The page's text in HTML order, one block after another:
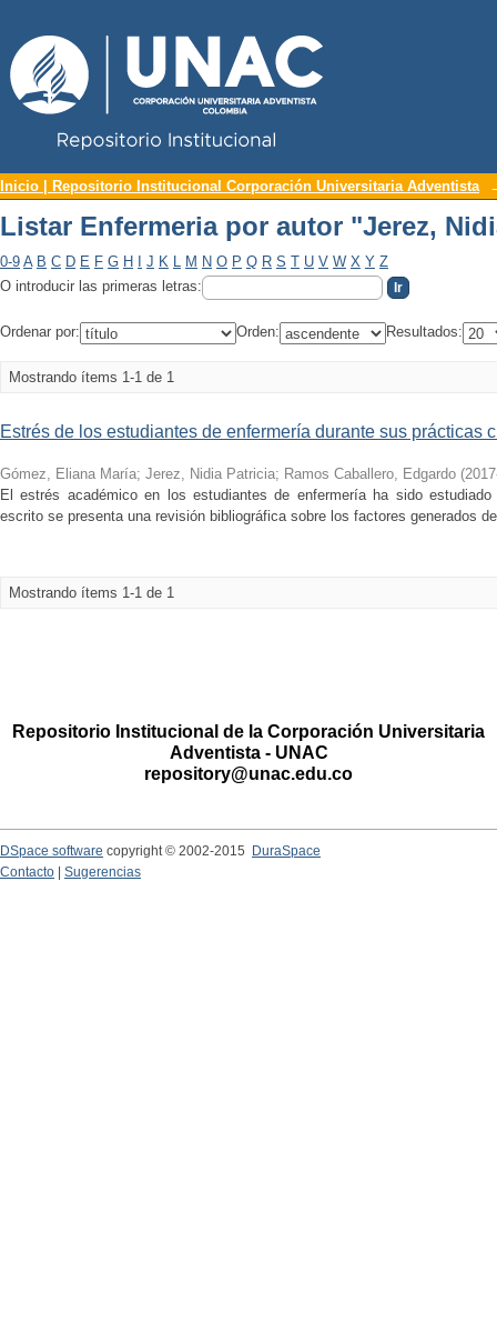
Listar Enfermeria por autor "Jerez,
Inicio | Repositorio Institucional Corporación Universitaria Adventista
Listar Enfermeria por autor "Jerez,
0-9 A B C D E F G H J K L M N O P Q R S T U V W X Y Z
O introducir las primeras letras:
Ordenar por: Orden: Resultados:
Mostrando ítems 1-1 de 1
Estrés de los estudiantes de enfermería durante sus prácticas
Gómez, Eliana María; Jerez, Nidia Patricia; Ramos Caballero, Edgardo (
El estrés académico en los estudiantes de enfermería ha sido
escrito se presenta una revisión bibliográfica sobre los factores generados
Mostrando ítems 1-1 de 1
Repositorio Institucional de la Corporación Universitaria
Adventista - UNAC
repository@unac.edu.co
DSpace software copyright © 2002-2015
DuraSpace
Contacto
Sugerencias